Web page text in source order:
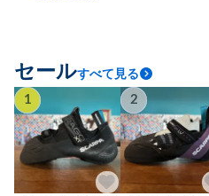
セールすべて見る
1 2